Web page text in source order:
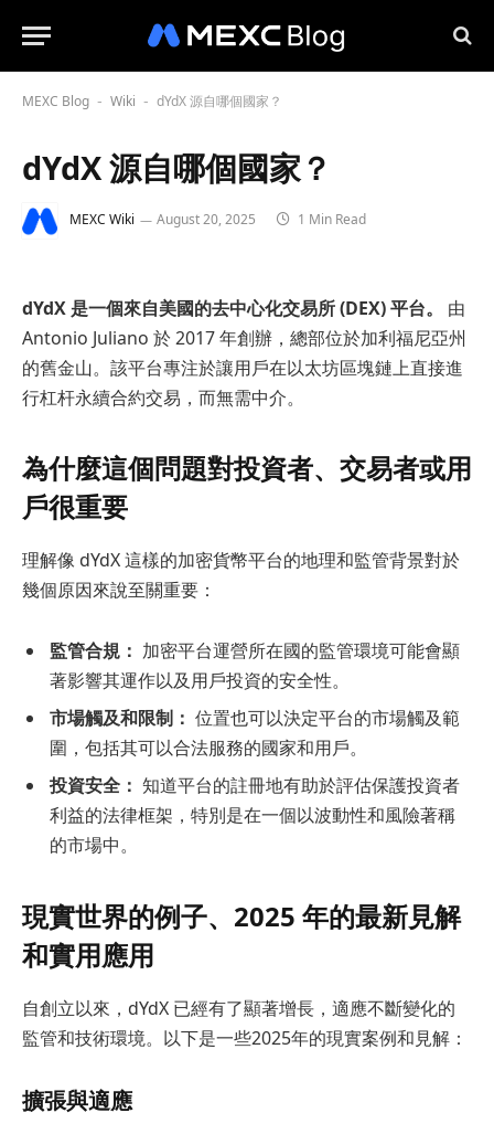
MEXC Blog - Wiki - dYdX 源自哪個國家？
dYdX 源自哪個國家？
MEXC Wiki August 20, 2025 1 Min Read
dYdX 是一個來自美國的去中心化交易所 (DEX) 平台。
由
Antonio Juliano 於 2017 年創辦，總部位於加利福尼亞州
的舊金山。該平台專注於讓用戶在以太坊區塊鏈上直接進
行杠杆永續合約交易，而無需中介。
為什麼這個問題對投資者、交易者或用
戶很重要
理解像 dYdX 這樣的加密貨幣平台的地理和監管背景對於
幾個原因來說至關重要：
監管合規： 加密平台運營所在國的監管環境可能會顯
著影響其運作以及用戶投資的安全性。
市場觸及和限制： 位置也可以決定平台的市場觸及範
圍，包括其可以合法服務的國家和用戶。
投資安全： 知道平台的註冊地有助於評估保護投資者
利益的法律框架，特別是在一個以波動性和風險著稱
的市場中。
現實世界的例子、2025 年的最新見解
和實用應用
自創立以來，dYdX 已經有了顯著增長，適應不斷變化的
監管和技術環境。以下是一些2025年的現實案例和見解：
擴張與適應